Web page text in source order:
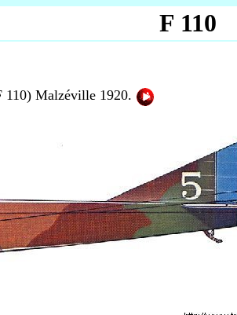
F 110
110) Malzéville 1920.